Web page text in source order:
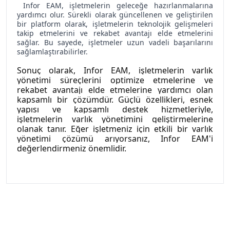
Infor EAM, işletmelerin geleceğe hazırlanmalarına
yardımcı olur. Sürekli olarak güncellenen ve geliştirilen
bir platform olarak, işletmelerin teknolojik gelişmeleri
takip etmelerini ve rekabet avantajı elde etmelerini
sağlar. Bu sayede, işletmeler uzun vadeli başarılarını
sağlamlaştırabilirler.
Sonuç olarak, Infor EAM, işletmelerin varlık
yönetimi süreçlerini optimize etmelerine ve
rekabet avantajı elde etmelerine yardımcı olan
kapsamlı bir çözümdür. Güçlü özellikleri, esnek
yapısı ve kapsamlı destek hizmetleriyle,
işletmelerin varlık yönetimini geliştirmelerine
olanak tanır. Eğer işletmeniz için etkili bir varlık
yönetimi çözümü arıyorsanız, Infor EAM'i
değerlendirmeniz önemlidir.